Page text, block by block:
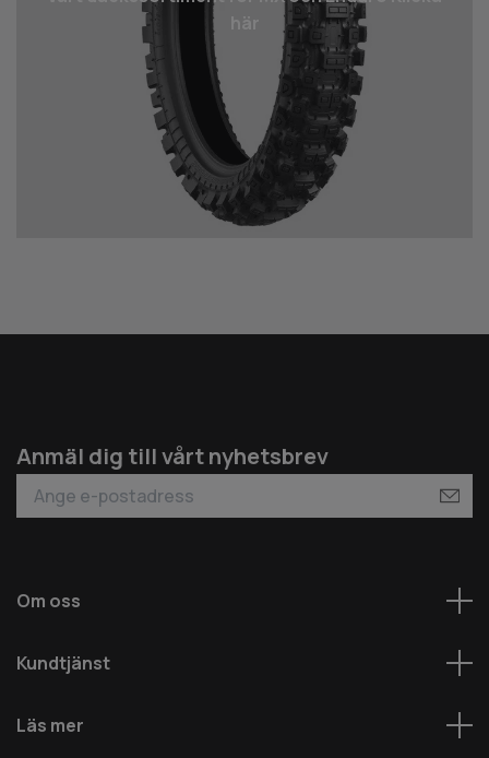
Anmäl dig till vårt nyhetsbrev
Om oss
Kundtjänst
Läs mer